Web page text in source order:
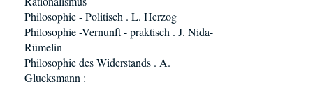
Philosophie - Politisch . L. Herzog
Philosophie -Vernunft - praktisch . J. Nida-
Rümelin
Philosophie des Widerstands . A.
Glucksmann :